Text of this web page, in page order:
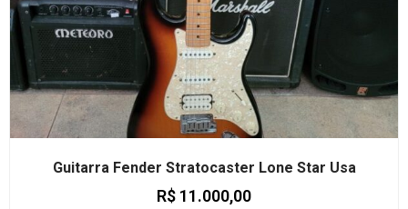
Guitarra Fender Stratocaster Lone Star Usa
R$ 11.000,00